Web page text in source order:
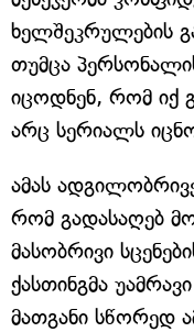
ხელშეკრულების
თუმცა
იცოდნენ, რომ იქ
არც სერიალს
ამას
რომ გადასაღებ
მასობრივი
ქასთინგმა
მათგანი სწორედ